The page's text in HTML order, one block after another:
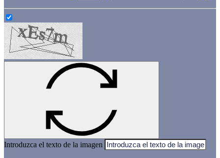
Introduzca el texto de la imagen